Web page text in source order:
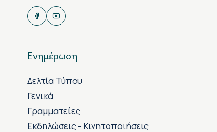
Ενημέρωση
Δελτία Τύπου
Γενικά
Γραμματείες
Εκδηλώσεις - Κινητοποιήσεις